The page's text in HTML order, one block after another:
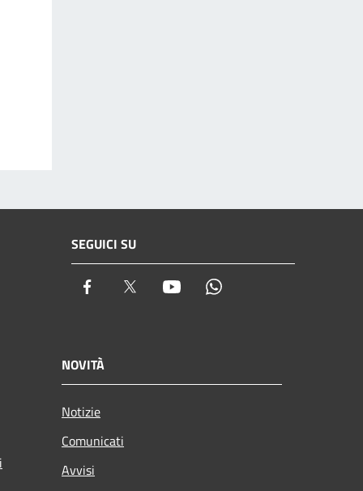
SEGUICI SU
Facebook Twitter Youtube
NOVITÀ
Notizie
Comunicati
Avvisi